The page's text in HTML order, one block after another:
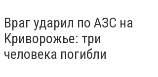
Враг ударил по АЗС на
Криворожье: три
человека погибли